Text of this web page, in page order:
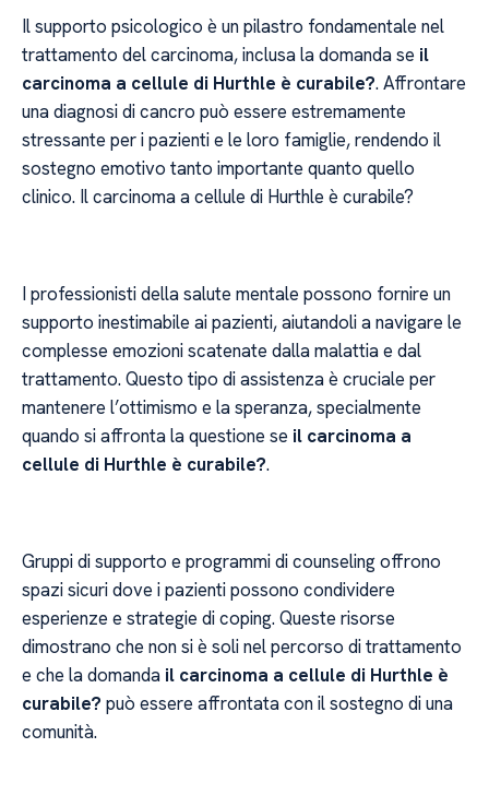
Il supporto psicologico è un pilastro fondamentale nel
trattamento del carcinoma, inclusa la domanda se il
carcinoma a cellule di Hurthle è curabile?. Affrontare
una diagnosi di cancro può essere estremamente
stressante per i pazienti e le loro famiglie, rendendo il
sostegno emotivo tanto importante quanto quello
clinico. Il carcinoma a cellule di Hurthle è curabile?
I professionisti della salute mentale possono fornire un
supporto inestimabile ai pazienti, aiutandoli a navigare le
complesse emozioni scatenate dalla malattia e dal
trattamento. Questo tipo di assistenza è cruciale per
mantenere l’ottimismo e la speranza, specialmente
quando si affronta la questione se il carcinoma a
cellule di Hurthle è curabile?.
Gruppi di supporto e programmi di counseling offrono
spazi sicuri dove i pazienti possono condividere
esperienze e strategie di coping. Queste risorse
dimostrano che non si è soli nel percorso di trattamento
e che la domanda il carcinoma a cellule di Hurthle è
curabile? può essere affrontata con il sostegno di una
comunità.